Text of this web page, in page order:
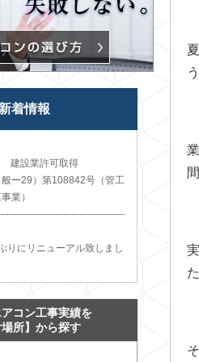
新着情報
建設業許可取得
ー29）第108842号（管工
業）
りにリニューアル致しまし
コン工事実績を
場所】から探す